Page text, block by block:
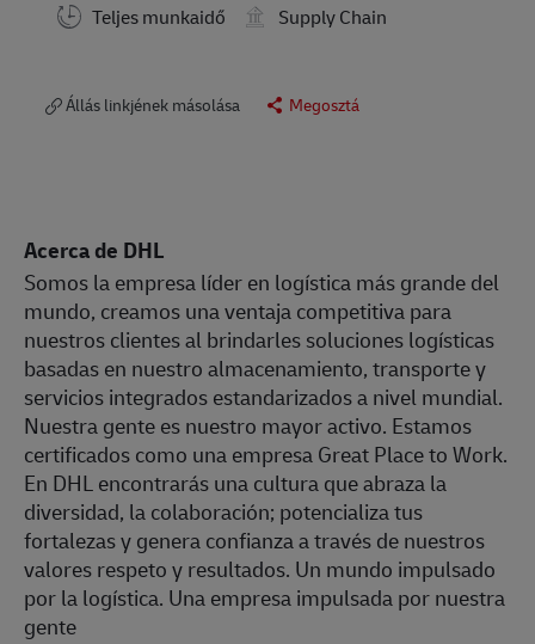
Teljes munkaidő
Supply Chain
Állás linkjének másolása Megosztá
Acerca de DHL
Somos la empresa líder en logística más grande del
mundo, creamos una ventaja competitiva para
nuestros clientes al brindarles soluciones logísticas
basadas en nuestro almacenamiento, transporte y
servicios integrados estandarizados a nivel mundial.
Nuestra gente es nuestro mayor activo. Estamos
certificados como una empresa Great Place to Work.
En DHL encontrarás una cultura que abraza la
diversidad, la colaboración; potencializa tus
fortalezas y genera confianza a través de nuestros
valores respeto y resultados. Un mundo impulsado
por la logística. Una empresa impulsada por nuestra
gente